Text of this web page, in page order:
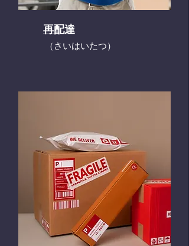
再配達
​（さいはいたつ）